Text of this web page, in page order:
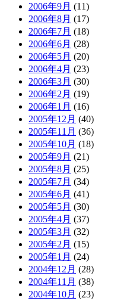
2006年9月 (11)
2006年8月 (17)
2006年7月 (18)
2006年6月 (28)
2006年5月 (20)
2006年4月 (23)
2006年3月 (30)
2006年2月 (19)
2006年1月 (16)
2005年12月 (40)
2005年11月 (36)
2005年10月 (18)
2005年9月 (21)
2005年8月 (25)
2005年7月 (34)
2005年6月 (41)
2005年5月 (30)
2005年4月 (37)
2005年3月 (32)
2005年2月 (15)
2005年1月 (24)
2004年12月 (28)
2004年11月 (38)
2004年10月 (23)